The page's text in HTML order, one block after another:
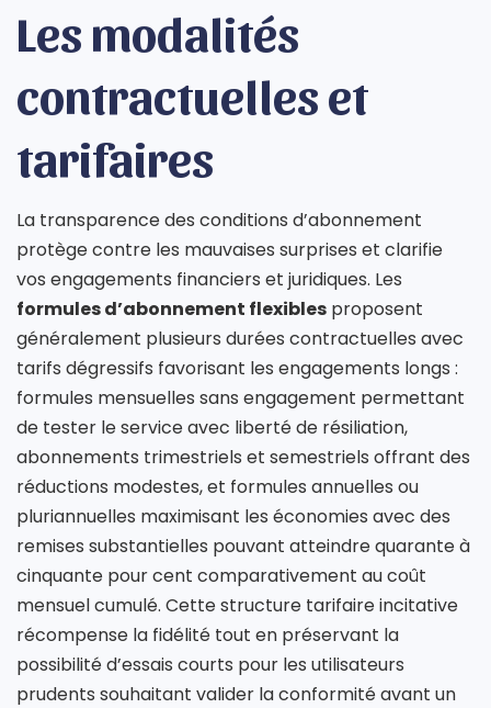
Les modalités
contractuelles et
tarifaires
La transparence des conditions d’abonnement
protège contre les mauvaises surprises et clarifie
vos engagements financiers et juridiques. Les
formules d’abonnement flexibles proposent
généralement plusieurs durées contractuelles avec
tarifs dégressifs favorisant les engagements longs :
formules mensuelles sans engagement permettant
de tester le service avec liberté de résiliation,
abonnements trimestriels et semestriels offrant des
réductions modestes, et formules annuelles ou
pluriannuelles maximisant les économies avec des
remises substantielles pouvant atteindre quarante à
cinquante pour cent comparativement au coût
mensuel cumulé. Cette structure tarifaire incitative
récompense la fidélité tout en préservant la
possibilité d’essais courts pour les utilisateurs
prudents souhaitant valider la conformité avant un